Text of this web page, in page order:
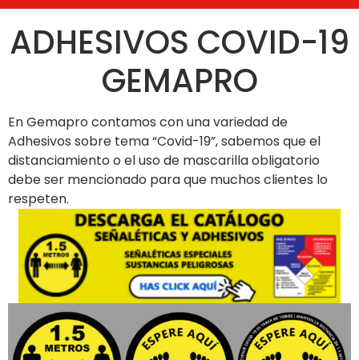
ADHESIVOS COVID-19
GEMAPRO
En Gemapro contamos con una variedad de
Adhesivos sobre tema “Covid-19”, sabemos que el
distanciamiento o el uso de mascarilla obligatorio
debe ser mencionado para que muchos clientes lo
respeten.